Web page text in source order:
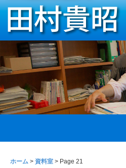
ホーム > 資料室 > Page 21